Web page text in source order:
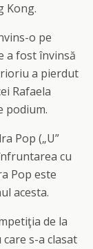
Kong.
o pe
a fost învinsă
a pierdut
Rafaela
podium.
Pop („U”
cu
Pop este
acesta.
de la
s-a clasat